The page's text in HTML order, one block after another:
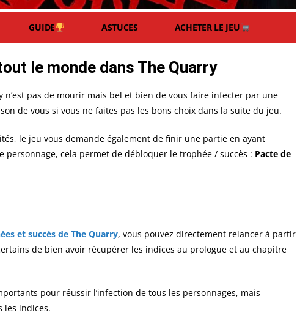
GUIDE ASTUCES ACHETER LE JEU
le monde dans The Quarry
n’est pas de mourir mais bel et bien de vous faire infecter par une
de vous si vous ne faites pas les bons choix dans la suite du jeu.
le jeu vous demande également de finir une partie en ayant
personnage, cela permet de débloquer le trophée / succès : Pacte de
et succès de The Quarry, vous pouvez directement relancer à partir
de bien avoir récupérer les indices au prologue et au chapitre
pour réussir l’infection de tous les personnages, mais
les indices.